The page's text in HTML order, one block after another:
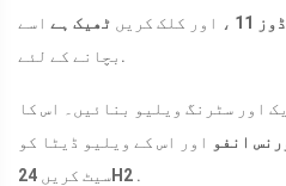
11 ، اور کلک کریں ٹھیک ہے اسے
بچانے کے لئے.
ایک اور سٹرنگ ویلیو بنائیں۔ اس کا
انفو اور اس کے ویلیو ڈیٹا کو
سیٹ کریں24H2 .